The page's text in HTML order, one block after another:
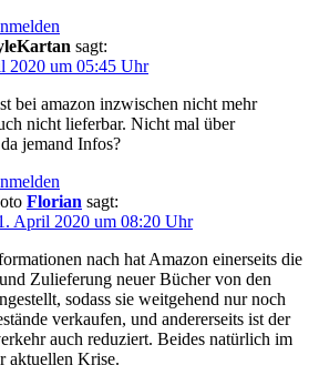
sagt:
2020 um 05:45 Uhr
bei amazon inzwischen nicht mehr
nicht lieferbar. Nicht mal über
jemand Infos?
Florian sagt:
April 2020 um 08:20 Uhr
nach hat Amazon einerseits die
Zulieferung neuer Bücher von den
sodass sie weitgehend nur noch
verkaufen, und andererseits ist der
auch reduziert. Beides natürlich im
aktuellen Krise.